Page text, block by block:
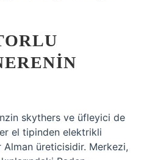
skythers ve üfleyici de
el tipinden elektrikli
üreticisidir. Merkezi,